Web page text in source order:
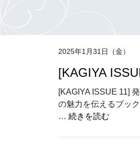
2025年1月31日（金）
[KAGIYA
[KAGIYA ISSUE 11]
の魅力を伝えるブッ
… 続きを読む